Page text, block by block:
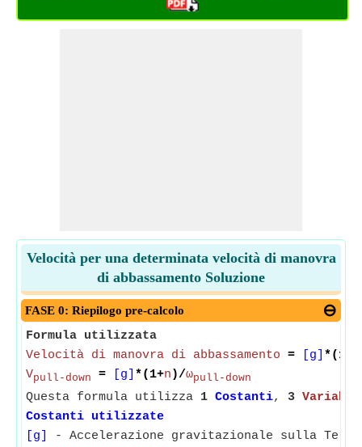
Velocità per una determinata velocità di manovra
di abbassamento Soluzione
FASE 0: Riepilogo pre-calcolo
Formula utilizzata
Velocità di manovra di abbassamento = [g] *(1+
Vpull-down = [g] *(1+n )/ωpull-down
Questa formula utilizza 1 Costanti, 3
Costanti utilizzate
[g]
- Accelerazione gravitazionale sulla Terra